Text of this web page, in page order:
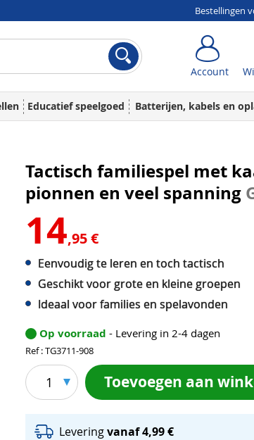
Bestellingen
Account
Educatief speelgoed Batterijen, kabels en
Tactisch familiespel met
pionnen en veel spanning
14,95 €
Eenvoudig te leren en toch tactisch
Geschikt voor grote en kleine groepen
Ideaal voor families en spelavonden
Op voorraad - Levering in 2-4 dagen
Ref : TG3711-908
1 Toevoegen aan
Leveringvanaf 4,99 €
Account